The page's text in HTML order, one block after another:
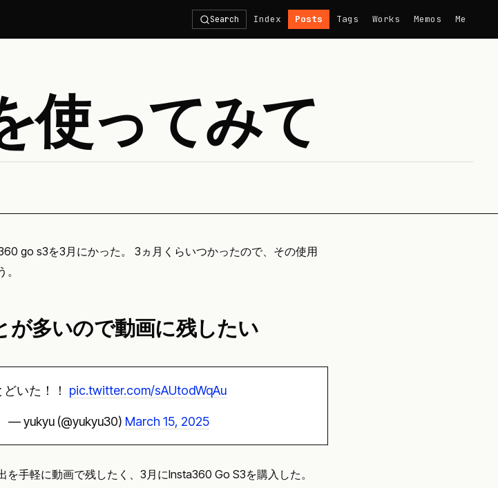
Search Index Posts Tags Works Memos Me
使ってみて
go s3を3月にかった。 3ヵ月くらいつかったので、その使用
が多いので動画に残したい
どいた！！ pic.twitter.com/sAUtodWqAu
— yukyu (@yukyu30) March 15, 2025
を手軽に動画で残したく、3月にInsta360 Go S3を購入した。